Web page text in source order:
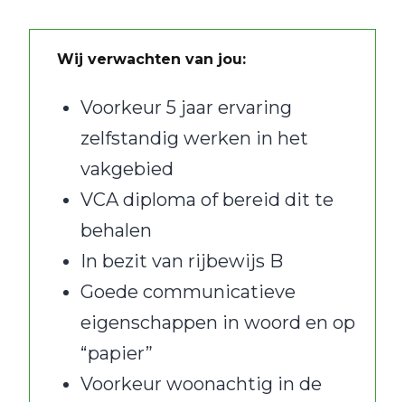
Wij verwachten van jou:
Voorkeur 5 jaar ervaring
zelfstandig werken in het
vakgebied
VCA diploma of bereid dit te
behalen
In bezit van rijbewijs B
Goede communicatieve
eigenschappen in woord en op
“papier”
Voorkeur woonachtig in de